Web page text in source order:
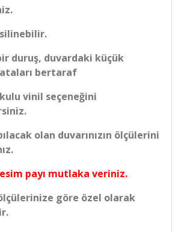
duruş, duvardaki küçük
bertaraf
vinil seçeneğini
olan duvarınızın ölçülerini
payı mutlaka veriniz.
göre özel olarak